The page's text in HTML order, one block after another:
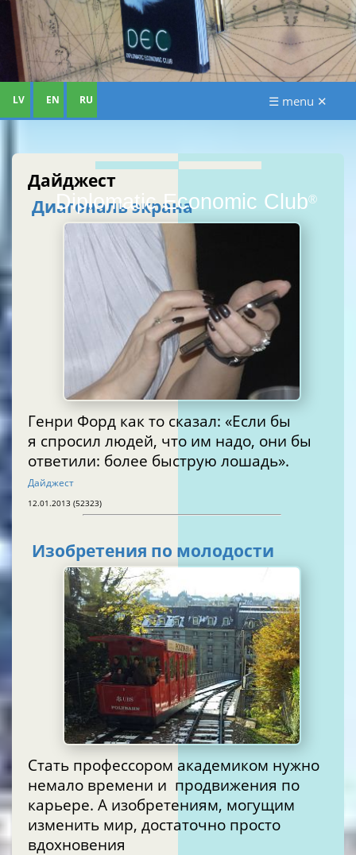
Diplomatic Economic Club®
LV EN RU ☰ menu ✕
Дайджест
Диагональ экрана
Генри Форд как то сказал: «Если бы
я спросил людей, что им надо, они бы
ответили: более быструю лошадь».
Дайджест
12.01.2013 (52323)
Изобретения по молодости
Стать профессором академиком нужно
немало времени и продвижения по
карьере. А изобретениям, могущим
изменить мир, достаточно просто
вдохновения